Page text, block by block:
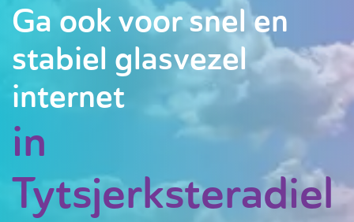
Ga ook voor snel en
stabiel glasvezel
internet
in
Tytsjerksteradiel